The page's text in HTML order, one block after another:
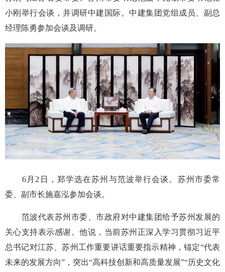
小刚举行会谈，并调研中建国际。中建集团党组成员、副总
经理陈勇参加会谈及调研。
6月2日，郑学选在苏州与范波举行会谈。苏州市委常
委、副市长施嘉泓参加会谈。
范波代表苏州市委、市政府对中建集团给予苏州发展的
关心支持表示感谢。他说，当前苏州正深入学习贯彻习近平
总书记对江苏、苏州工作重要讲话重要指示精神，锚定“代表
未来的发展方向”，突出“高科技创新和高质量发展”“历史文化